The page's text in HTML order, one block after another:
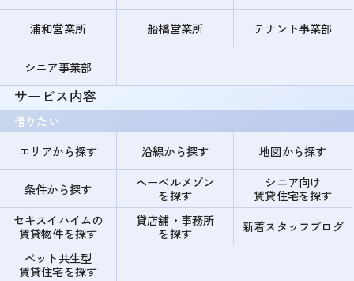
浦和営業所 船橋営業所 テナント事業部
シニア事業部
サービス内容
借りたい
エリアから探す
沿線から探す 地図から探す
条件から探す
ヘーベルメゾン
を探す
シニア向け
賃貸住宅を探す
セキスイハイムの
賃貸物件を探す
貸店舗・事務所
を探す
新着スタッフブログ
ペット共生型
賃貸住宅を探す